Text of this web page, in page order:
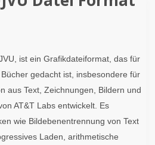
ist ein Grafikdateiformat, das für
gedacht ist, insbesondere für
aus Text, Zeichnungen, Bildern und
AT&T Labs entwickelt. Es
wie Bildebenentrennung von Text
Laden, arithmetische